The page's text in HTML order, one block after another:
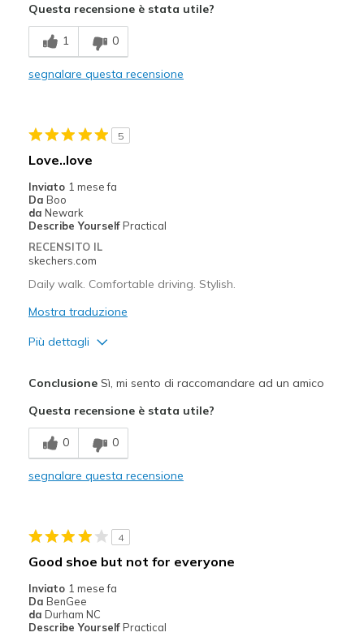
Durable
Migliori Utilizzi:
Casual Wear
Questa recensione è stata utile?
1 0
segnalare questa recensione
5
Love..love
Inviato 1 mese fa
Da Boo
da Newark
Describe Yourself Practical
RECENSITO IL
skechers.com
Daily walk. Comfortable driving. Stylish.
Mostra traduzione
Più dettagli
Breathe Well
Comfortable
Going Out
ConclusioneSì, mi sento di raccomandare ad un amico
Questa recensione è stata utile?
0 0
segnalare questa recensione
4
Good shoe but not for everyone
Inviato 1 mese fa
Da BenGee
da Durham NC
Describe Yourself Practical